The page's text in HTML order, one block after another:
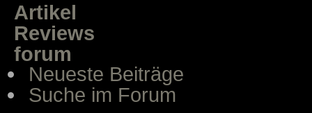
Artikel
Reviews
forum
Neueste Beiträge
Suche im Forum